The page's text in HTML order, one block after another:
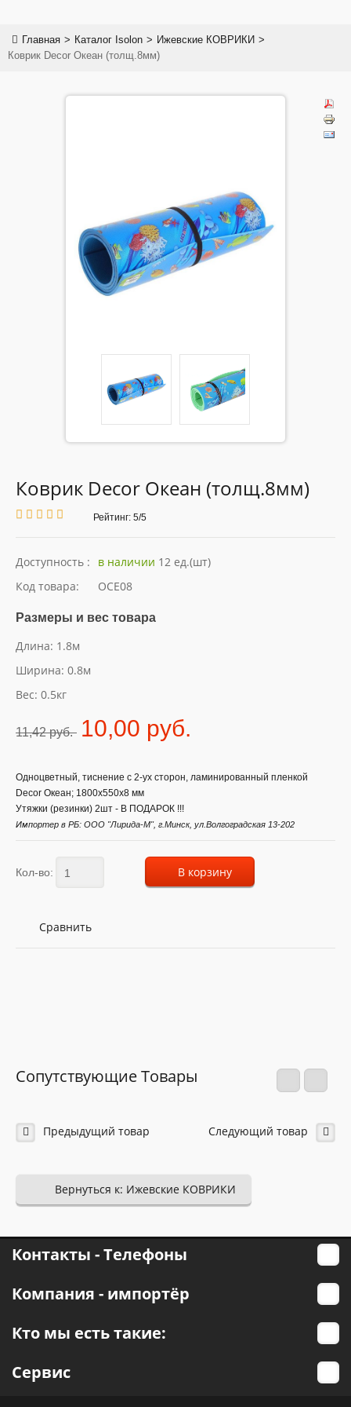
✅Лист полимерный Isolon
✅Плитка "Садовая дорожка"
О НАС
Главная > Каталог Isolon > Ижевские КОВРИКИ >
Коврик Decor Океан (толщ.8мм)
Коврик Decor Океан (толщ.8мм)
Рейтинг: 5/5
Доступность : в наличии 12 ед.(шт)
Код товара:
OCE08
Размеры и вес товара
Длина: 1.8м
Ширина: 0.8м
Вес: 0.5кг
11,42 pуб. 10,00 pуб.
Одноцветный, тиснение с 2-ух сторон, ламинированный пленкой
Decor Океан; 1800х550х8 мм
Утяжки (резинки) 2шт - В ПОДАРОК !!!
Импортер в РБ: ООО "Лирида-М", г.Минск, ул.Волгоградская 13-202
Кол-во: В корзину
Сравнить
Сопутствующие Товары
Предыдущий товар Следующий товар
Вернуться к: Ижевские КОВРИКИ
Контакты - Телефоны
Компания - импортёр
Кто мы есть такие:
Сервис